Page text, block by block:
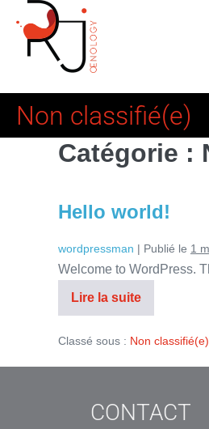
Non classifié(e)
Catégorie :
Hello world!
wordpressman | Publié le 1
Welcome to WordPress.
Lire la suite
Classé sous : Non classifié(e)
CONTACT